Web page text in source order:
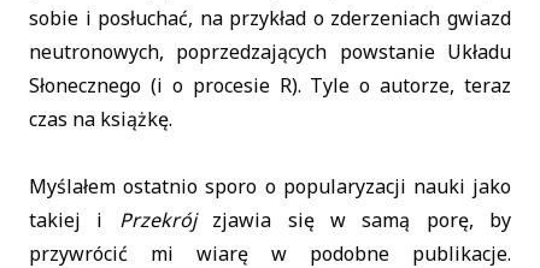
sobie i posłuchać, na przykład o zderzeniach gwiazd
neutronowych, poprzedzających powstanie Układu
Słonecznego (i o procesie R). Tyle o autorze, teraz
czas na książkę.
Myślałem ostatnio sporo o popularyzacji nauki jako
takiej i Przekrójzjawia się w samą porę, by
przywrócić mi wiarę w podobne publikacje.